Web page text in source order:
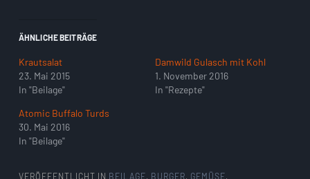
ÄHNLICHE BEITRÄGE
Krautsalat
23. Mai 2015
In "Beilage"
Damwild Gulasch mit Kohl
1. November 2016
In "Rezepte"
Atomic Buffalo Turds
30. Mai 2016
In "Beilage"
VERÖFFENTLICHT IN BEILAGE, BURGER, GEMÜSE,